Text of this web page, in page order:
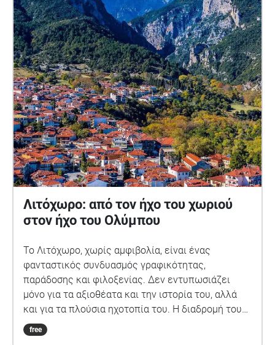
Λιτόχωρο: από τον ήχο του χωριού
στον ήχο του Ολύμπου
Το Λιτόχωρο, χωρίς αμφιβολία, είναι ένας
φανταστικός συνδυασμός γραφικότητας,
παράδοσης και φιλοξενίας. Δεν εντυπωσιάζει
μόνο για τα αξιοθέατα και την ιστορία του, αλλά
και για τα πλούσια ηχοτοπία του. Η διαδρομή του
ηχοπεριπάτου ξεκινά από το κέντρο του χωριού,
όπου οι φωνές των ανθρώπων, οι ήχοι των
free